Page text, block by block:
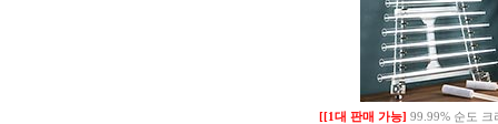
[[1대 판매 가능] 99.99% 순도 크